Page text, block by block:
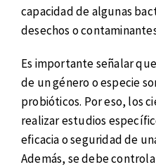
capacidad de algunas
desechos o
Es importante señalar
de un género o especie
probióticos. Por eso, los
realizar estudios
eficacia o seguridad de
Además, se debe